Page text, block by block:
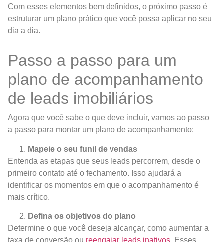
Com esses elementos bem definidos, o próximo passo é
estruturar um plano prático que você possa aplicar no seu
dia a dia.
Passo a passo para um
plano de acompanhamento
de leads imobiliários
Agora que você sabe o que deve incluir, vamos ao passo
a passo para montar um plano de acompanhamento:
Mapeie o seu funil de vendas
Entenda as etapas que seus leads percorrem, desde o
primeiro contato até o fechamento. Isso ajudará a
identificar os momentos em que o acompanhamento é
mais crítico.
Defina os objetivos do plano
Determine o que você deseja alcançar, como aumentar a
taxa de conversão ou reengajar leads inativos. Esses